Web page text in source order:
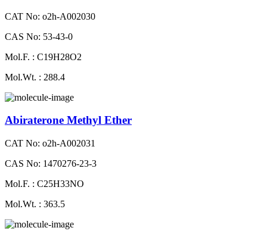
CAT No: o2h-A002030
CAS No: 53-43-0
Mol.F. : C19H28O2
Mol.Wt. : 288.4
Abiraterone Methyl Ether
CAT No: o2h-A002031
CAS No: 1470276-23-3
Mol.F. : C25H33NO
Mol.Wt. : 363.5